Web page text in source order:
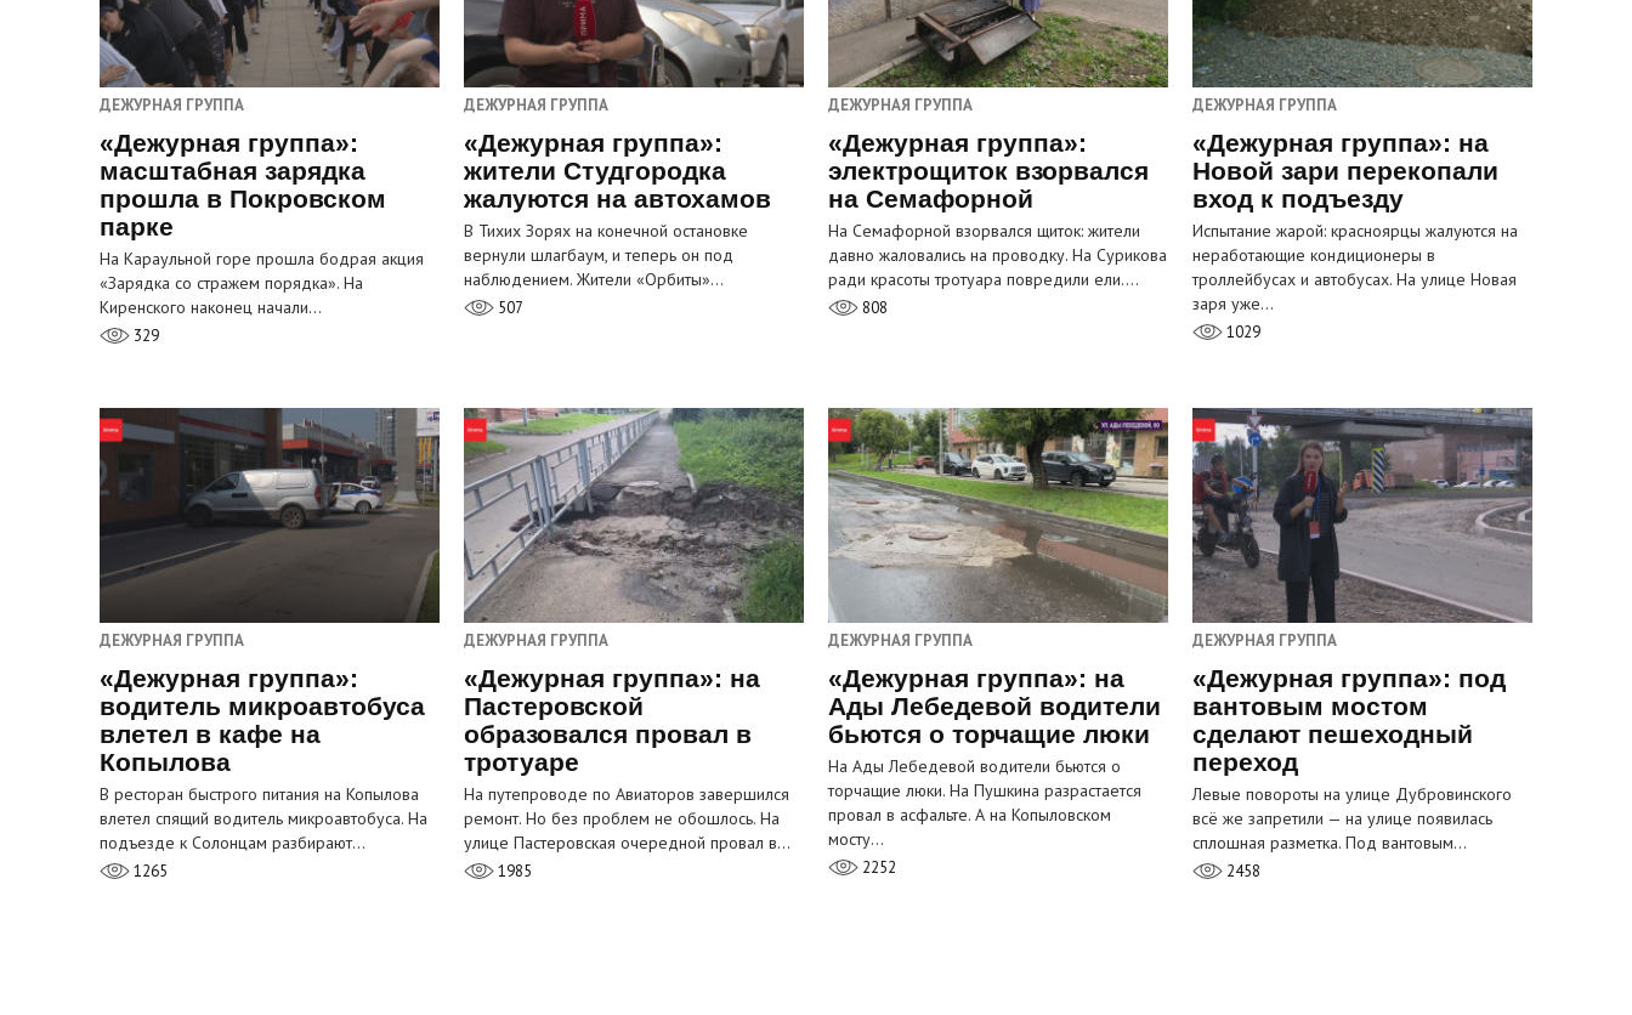
ДЕЖУРНАЯ ГРУППА
«Дежурная группа»:
масштабная зарядка
прошла в Покровском
парке
На Караульной горе прошла бодрая акция
«Зарядка со стражем порядка». На
Киренского наконец начали…
329
ДЕЖУРНАЯ ГРУППА
«Дежурная группа»:
жители Студгородка
жалуются на автохамов
В Тихих Зорях на конечной остановке
вернули шлагбаум, и теперь он под
наблюдением. Жители «Орбиты»…
507
ДЕЖУРНАЯ ГРУППА
«Дежурная группа»:
электрощиток взорвался
на Семафорной
На Семафорной взорвался щиток: жители
давно жаловались на проводку. На Сурикова
ради красоты тротуара повредили ели.…
808
ДЕЖУРНАЯ ГРУППА
«Дежурная группа»: на
Новой зари перекопали
вход к подъезду
Испытание жарой: красноярцы жалуются на
неработающие кондиционеры в
троллейбусах и автобусах. На улице Новая
заря уже…
1029
ДЕЖУРНАЯ ГРУППА
«Дежурная группа»:
водитель микроавтобуса
влетел в кафе на
Копылова
В ресторан быстрого питания на Копылова
влетел спящий водитель микроавтобуса. На
подъезде к Солонцам разбирают…
1265
ДЕЖУРНАЯ ГРУППА
«Дежурная группа»: на
Пастеровской
образовался провал в
тротуаре
На путепроводе по Авиаторов завершился
ремонт. Но без проблем не обошлось. На
улице Пастеровская очередной провал в…
1985
ДЕЖУРНАЯ ГРУППА
«Дежурная группа»: на
Ады Лебедевой водители
бьются о торчащие люки
На Ады Лебедевой водители бьются о
торчащие люки. На Пушкина разрастается
провал в асфальте. А на Копыловском
мосту…
2252
ДЕЖУРНАЯ ГРУППА
«Дежурная группа»: под
вантовым мостом
сделают пешеходный
переход
Левые повороты на улице Дубровинского
всё же запретили — на улице появилась
сплошная разметка. Под вантовым…
2458